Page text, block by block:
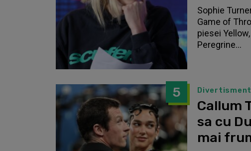
Sophie
Game of
piesei
Peregrine...
5 Divertisment
Callum
sa cu
mai